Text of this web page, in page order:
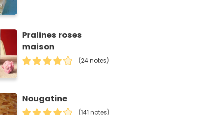
Pralines roses
maison
(24 notes)
Nougatine
(141 notes)